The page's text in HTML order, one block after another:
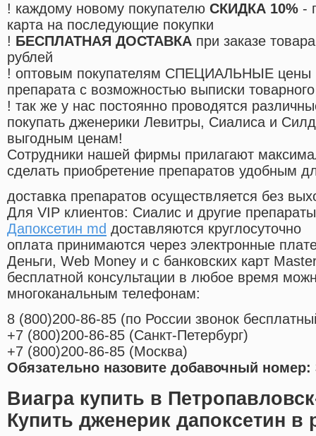
! каждому новому покупателю СКИДКА 10% -
карта на последующие покупки
! БЕСПЛАТНАЯ ДОСТАВКА при заказе
рублей
! оптовым покупателям СПЕЦИАЛЬНЫЕ цены
препарата с возможностью выписки
! так же у нас постоянно проводятся
покупать дженерики Левитры, Сиалиса и
выгодным ценам!
Cотрудники нашей фирмы прилагают
сделать приобретение препаратов удобным
доставка препаратов осуществляется без
Для VIP клиентов: Сиалис и другие
Дапоксетин md доставляются круглосуточно
оплата принимаются через электронные
Деньги, Web Money и с банковских карт
бесплатной консультации в любое время
многоканальным телефонам:
8 (800)200-86-85 (по России звонок
+7 (800)200-86-85 (Санкт-Петербург)
+7 (800)200-86-85 (Москва)
Обязательно назовите добавочный номер:
Виагра купить в
Купить дженерик дапоксетин в